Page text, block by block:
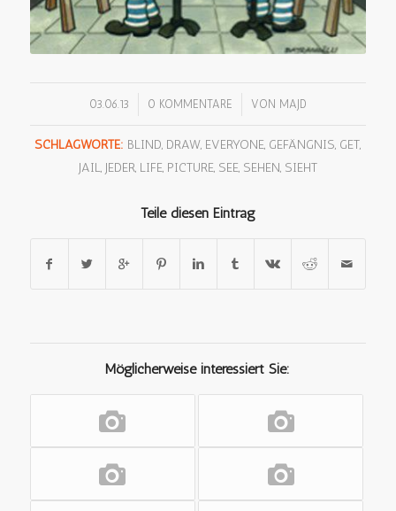
03.06.13 0 KOMMENTARE
/ VON MAJD
SCHLAGWORTE: BLIND, DRAW, EVERYONE, GEFÄNGNIS, GET,
JAIL, JEDER, LIFE, PICTURE, SEE, SEHEN, SIEHT
Teile diesen Eintrag
Möglicherweise interessiert Sie: